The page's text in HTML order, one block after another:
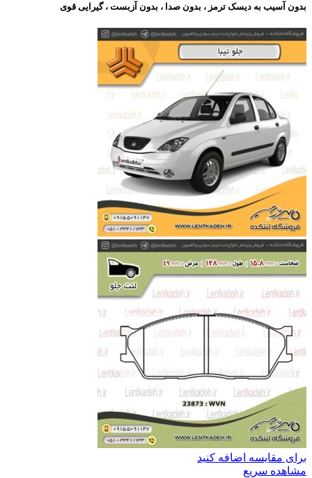
بدون آسیب به دیسک ترمز ، بدون صدا ، بدون آزبست ، گیرایی قوی​
برای مقایسه اضافه کنید
مشاهده سریع